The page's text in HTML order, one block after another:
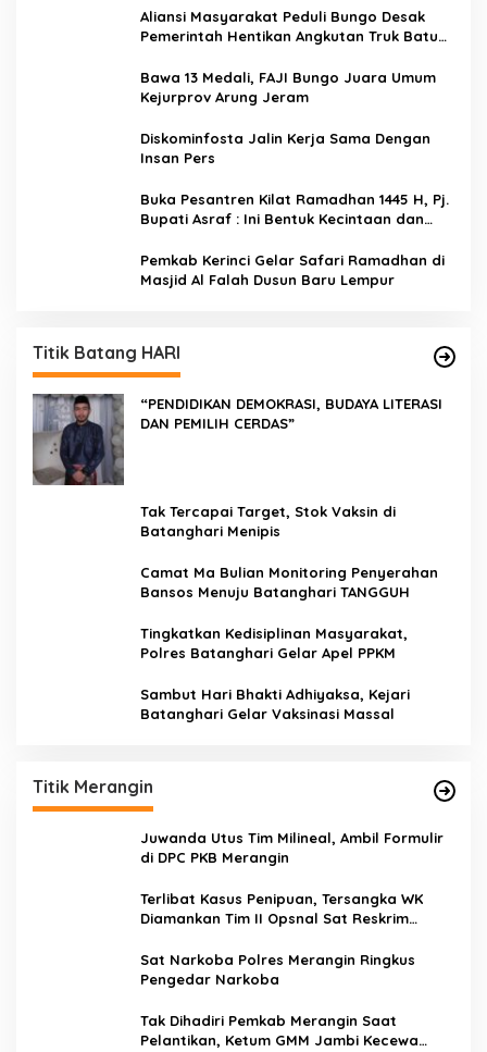
Aliansi Masyarakat Peduli Bungo Desak
Pemerintah Hentikan Angkutan Truk Batu
Bawa 13 Medali, FAJI Bungo Juara Umum
Kejurprov Arung Jeram
Diskominfosta Jalin Kerja Sama Dengan
Insan Pers
Buka Pesantren Kilat Ramadhan 1445 H, Pj.
Bupati Asraf : Ini Bentuk Kecintaan dan
Kerinci
Pemkab Kerinci Gelar Safari Ramadhan di
Masjid Al Falah Dusun Baru Lempur
Titik Batang HARI
“PENDIDIKAN DEMOKRASI, BUDAYA LITERASI
DAN PEMILIH CERDAS”
Tak Tercapai Target, Stok Vaksin di
Batanghari Menipis
Camat Ma Bulian Monitoring Penyerahan
Bansos Menuju Batanghari TANGGUH
Tingkatkan Kedisiplinan Masyarakat,
Polres Batanghari Gelar Apel PPKM
Sambut Hari Bhakti Adhiyaksa, Kejari
Batanghari Gelar Vaksinasi Massal
Titik Merangin
Juwanda Utus Tim Milineal, Ambil Formulir
di DPC PKB Merangin
Terlibat Kasus Penipuan, Tersangka WK
Diamankan Tim II Opsnal Sat Reskrim
Sat Narkoba Polres Merangin Ringkus
Pengedar Narkoba
Tak Dihadiri Pemkab Merangin Saat
Pelantikan, Ketum GMM Jambi Kecewa